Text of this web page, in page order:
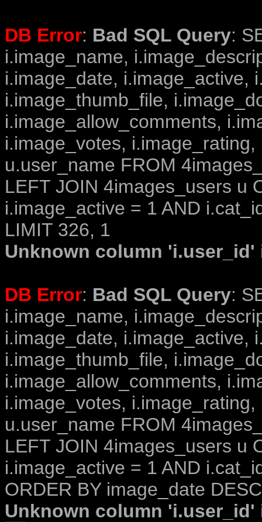
DB Error: Bad SQL Query:
i.image_name,
i.image_date, i.image_active,
i.image_thumb_file,
i.image_allow_comments,
i.image_votes,
u.user_name FROM
LEFT JOIN 4images_users u
i.image_active = 1 AND
LIMIT 326, 1
Unknown column
DB Error: Bad SQL Query:
i.image_name,
i.image_date, i.image_active,
i.image_thumb_file,
i.image_allow_comments,
i.image_votes,
u.user_name FROM
LEFT JOIN 4images_users u
i.image_active = 1 AND
ORDER BY image_date
Unknown column